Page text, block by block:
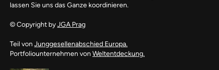
lassen Sie uns das Ganze koordinieren.
© Copyright byJGA Prag
Teil von Junggesellenabschied Europa.
Portfoliounternehmen von Weltentdeckung.